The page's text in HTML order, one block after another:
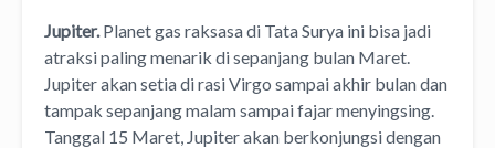
Jupiter.Planet gas raksasa di Tata Surya ini bisa jadi
atraksi paling menarik di sepanjang bulan Maret.
Jupiter akan setia di rasi Virgo sampai akhir bulan dan
tampak sepanjang malam sampai fajar menyingsing.
Tanggal 15 Maret, Jupiter akan berkonjungsi dengan